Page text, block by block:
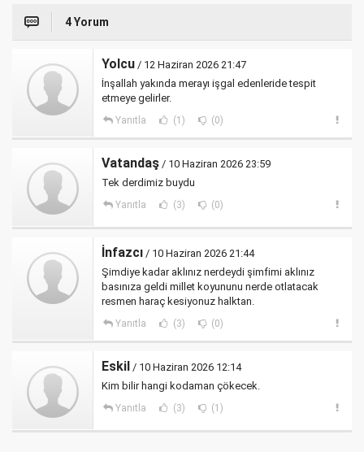
4 Yorum
Yolcu / 12 Haziran 2026 21:47
İnşallah yakında merayı işgal edenleride tespit
etmeye gelirler.
Yanıtla (1) (0)
Vatandaş / 10 Haziran 2026 23:59
Tek derdimiz buydu
Yanıtla (3) (0)
İnfazcı / 10 Haziran 2026 21:44
Şimdiye kadar aklınız nerdeydi şimfimi aklınız
basınıza geldi millet koyununu nerde otlatacak
resmen haraç kesiyonuz halktan.
Yanıtla (3) (0)
Eskil / 10 Haziran 2026 12:14
Kim bilir hangi kodaman çökecek.
Yanıtla (3) (1)